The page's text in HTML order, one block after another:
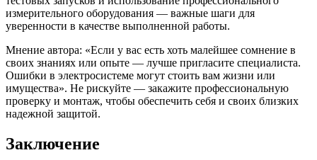
измерительного оборудования — важные шаги для
уверенности в качестве выполненной работы.
Мнение автора: «Если у вас есть хоть малейшее сомнение в
своих знаниях или опыте — лучше пригласите специалиста.
Ошибки в электросистеме могут стоить вам жизни или
имущества». Не рискуйте — закажите профессиональную
проверку и монтаж, чтобы обеспечить себя и своих близких
надежной защитой.
Заключение